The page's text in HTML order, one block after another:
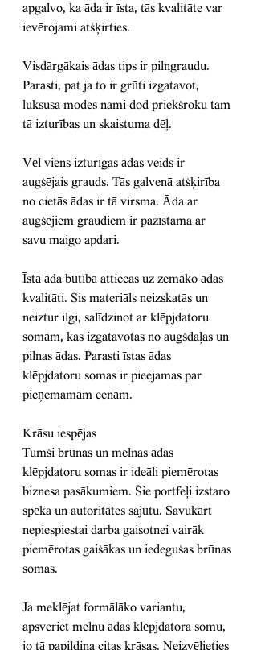
apgalvo, ka āda ir īsta, tās kvalitāte var
ievērojami atšķirties.
Visdārgākais ādas tips ir pilngraudu.
Parasti, pat ja to ir grūti izgatavot,
luksusa modes nami dod priekšroku tam
tā izturības un skaistuma dēļ.
Vēl viens izturīgas ādas veids ir
augšējais grauds. Tās galvenā atšķirība
no cietās ādas ir tā virsma. Āda ar
augšējiem graudiem ir pazīstama ar
savu maigo apdari.
Īstā āda būtībā attiecas uz zemāko ādas
kvalitāti. Šis materiāls neizskatās un
neiztur ilgi, salīdzinot ar klēpjdatoru
somām, kas izgatavotas no augšdaļas un
pilnas ādas. Parasti īstas ādas
klēpjdatoru somas ir pieejamas par
pieņemamām cenām.
Krāsu iespējas
Tumši brūnas un melnas ādas
klēpjdatoru somas ir ideāli piemērotas
biznesa pasākumiem. Šie portfeļi izstaro
spēka un autoritātes sajūtu. Savukārt
nepiespiestai darba gaisotnei vairāk
piemērotas gaišākas un iedegušas brūnas
somas.
Ja meklējat formālāko variantu,
apsveriet melnu ādas klēpjdatora somu,